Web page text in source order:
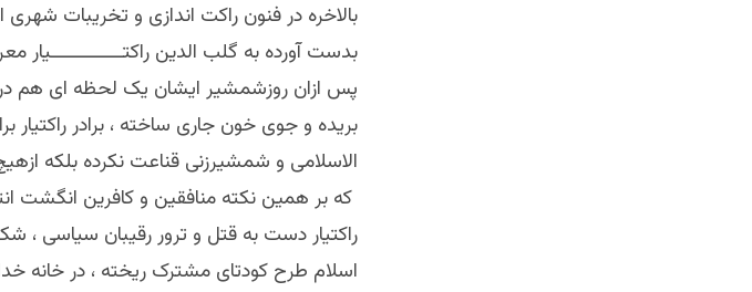
بالاخره در فنون راکت اندازی و تخريبات شهری
بدست آورده به گلب الدين
پس ازان روزشمشير ايشان يک لحظه ای هم
بريده و جوی خون جاری ساخته ، برادر
الاسلامی و شمشيرزنی قناعت نکرده بلکه
که بر همين نکته منافقين و کافرين انگشت
راکتيار دست به قتل و ترور رقيبان سياسی ،
اسلام طرح کودتای مشترک ريخته ، در خانه